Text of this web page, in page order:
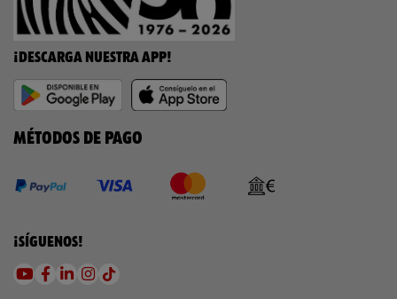
¡DESCARGA NUESTRA APP!
MÉTODOS DE PAGO
¡SÍGUENOS!